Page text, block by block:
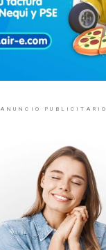
ANUNCIO PUBLICITARIO